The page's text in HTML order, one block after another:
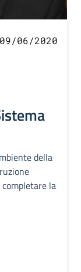
09/06/2020
della
la